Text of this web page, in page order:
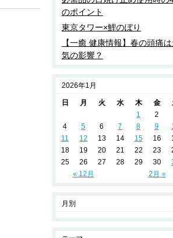
のポイント
東京タワー×鯉のぼり
【一癒 健康情報】春の頭痛
気の影響？
2026年1月
日 月 火 水 木 金
« 12月 2月 »
1 2
4
5 6 7 8 9
11
12 13 14 15 16
18
19 20 21 22 23
25
26 27 28 29 30
月別